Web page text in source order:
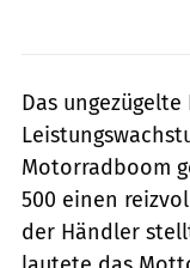
Das
Motorradboom
500 einen
der Händler